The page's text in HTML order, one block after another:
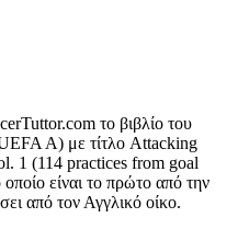
το βιβλίο του
A) με τίτλο Attacking
1 (114 practices from goal
είναι το πρώτο από την
από τον Αγγλικό οίκο.